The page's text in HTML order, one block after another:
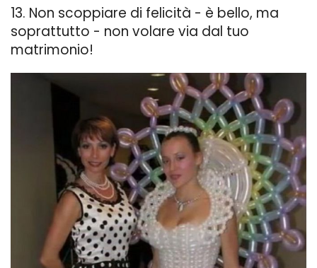
13. Non scoppiare di felicità - è bello, ma
soprattutto - non volare via dal tuo
matrimonio!